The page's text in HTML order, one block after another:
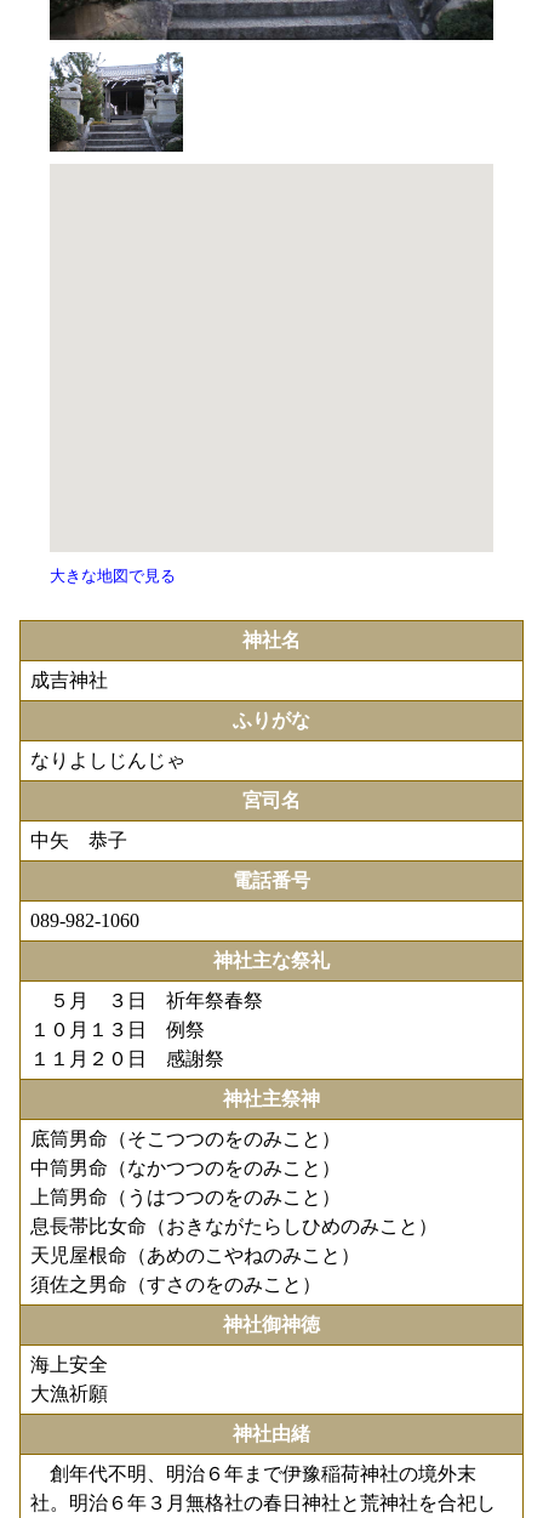
大きな地図で見る
神社名
成吉神社
ふりがな
なりよしじんじゃ
宮司名
中矢 恭子
電話番号
089-982-1060
神社主な祭礼
５月 ３日 祈年祭春祭
１０月１３日 例祭
１１月２０日 感謝祭
神社主祭神
底筒男命（そこつつのをのみこと）
中筒男命（なかつつのをのみこと）
上筒男命（うはつつのをのみこと）
息長帯比女命（おきながたらしひめのみこと）
天児屋根命（あめのこやねのみこと）
須佐之男命（すさのをのみこと）
神社御神徳
海上安全
大漁祈願
神社由緒
創年代不明、明治６年まで伊豫稲荷神社の境外末
社。明治６年３月無格社の春日神社と荒神社を合祀し